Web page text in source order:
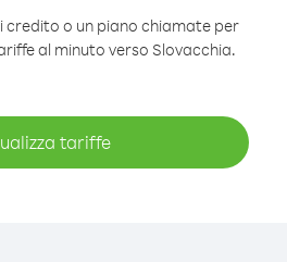
o un piano chiamate per
al minuto verso Slovacchia.
tariffe